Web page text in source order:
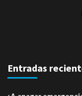
Entradas